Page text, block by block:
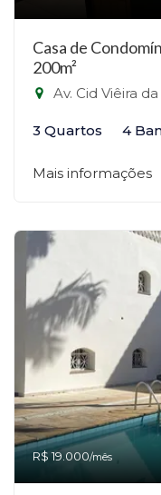
Casa de
200m²
Av. Cid Viêira da Souza -
3 Quartos 4
Mais informações
R$ 19.000/mês